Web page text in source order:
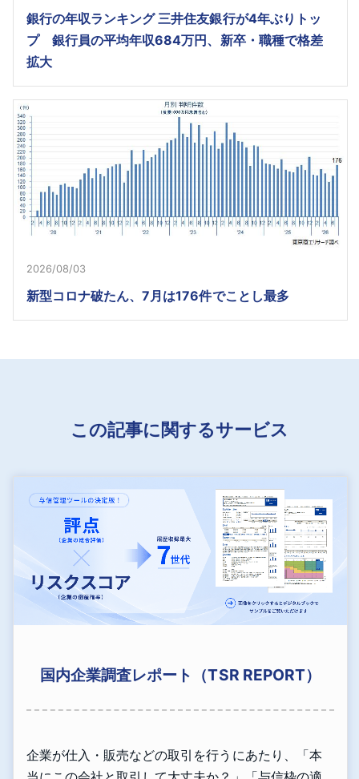
銀行の年収ランキング 三井住友銀行が4年ぶりトッ
プ 銀行員の平均年収684万円、新卒・職種で格差
拡大
2026/08/03
新型コロナ破たん、7月は176件でことし最多
この記事に関するサービス
国内企業調査レポート（TSR REPORT）
企業が仕入・販売などの取引を行うにあたり、「本